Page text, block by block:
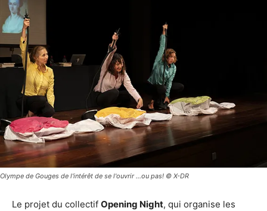
Olympe de Gouges de l'intérêt de se l'ouvrir ...ou pas! © X-DR
Le projet du collectif Opening Night, qui organise les